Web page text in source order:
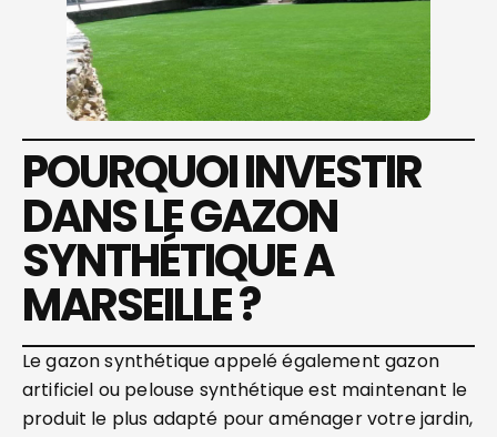
POURQUOI INVESTIR
DANS LE GAZON
SYNTHÉTIQUE A
MARSEILLE ?
Le gazon synthétique appelé également gazon
artificiel ou pelouse synthétique est maintenant le
produit le plus adapté pour aménager votre jardin,